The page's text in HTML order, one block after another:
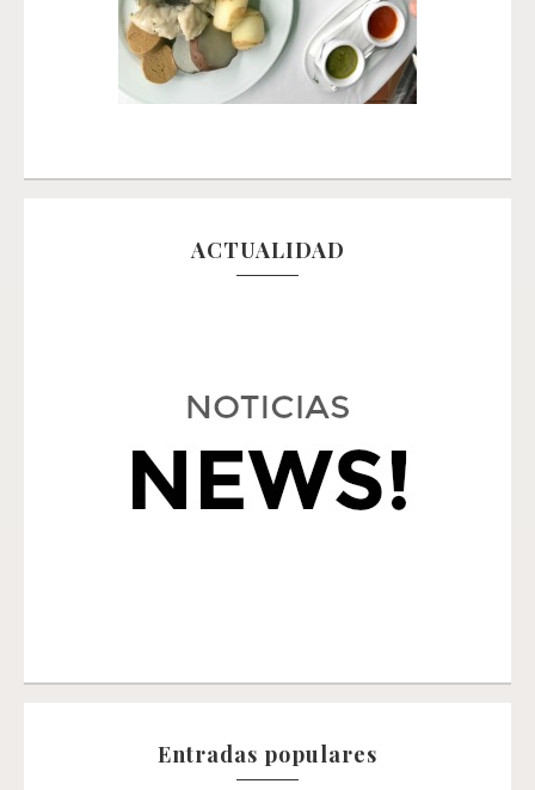
ACTUALIDAD
Entradas populares